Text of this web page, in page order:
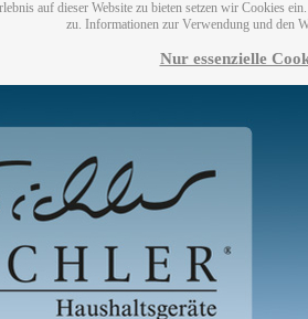
auf dieser Website zu bieten setzen wir Cookies
zu. Informationen zur Verwendung und den
Nur essenzielle